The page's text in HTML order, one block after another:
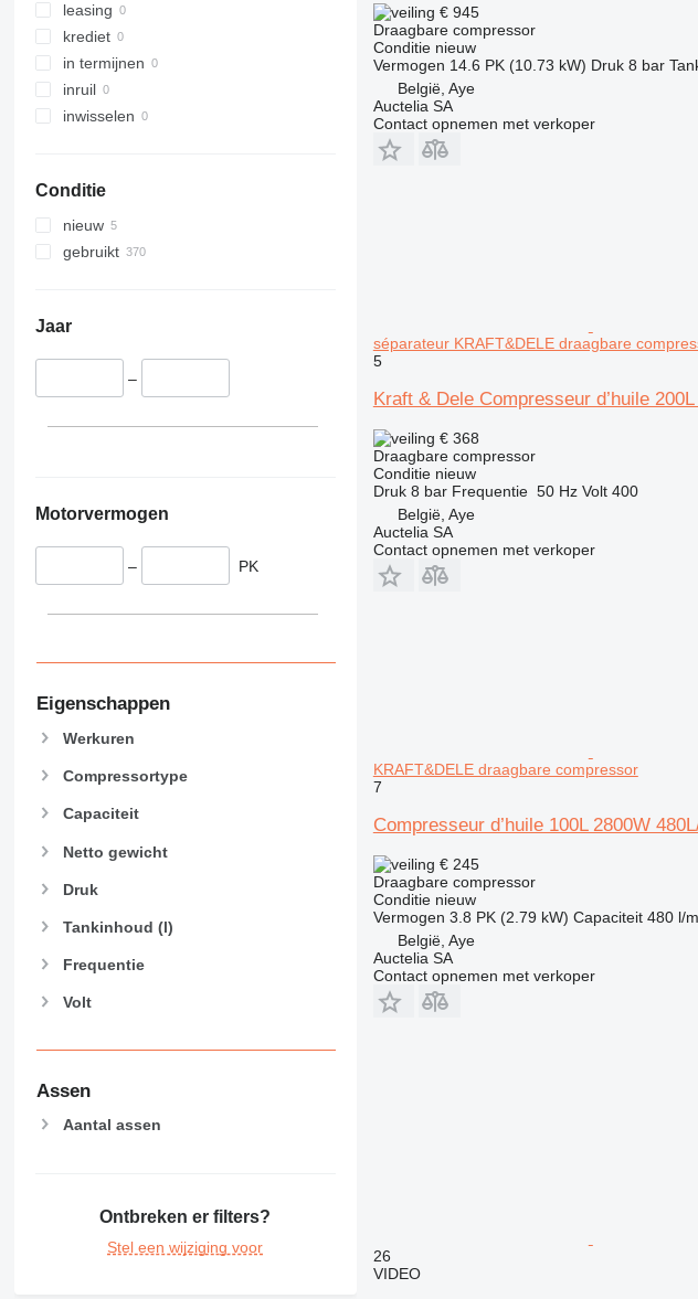
leasing
krediet
in termijnen
inruil
inwisselen
Conditie
nieuw
gebruikt
Jaar
–
Motorvermogen
– PK
Eigenschappen
Werkuren
Compressortype
Capaciteit
Netto gewicht
Druk
Tankinhoud (l)
Frequentie
Volt
Assen
Aantal assen
Ontbreken er filters?
Stel een wijziging voor
€ 945
Draagbare compressor
Conditienieuw
Vermogen 14.6 PK (10.73 kW) Druk 8 bar
België, Aye
Auctelia SA
Contact opnemen met verkoper
séparateur KRAFT&DELE draagbare
5
Kraft & Dele Compresseur d’huile
€ 368
Draagbare compressor
Conditienieuw
Druk 8 bar Frequentie 50 Hz Volt 400
België, Aye
Auctelia SA
Contact opnemen met verkoper
KRAFT&DELE draagbare compressor
7
Compresseur d’huile 100L 2800W
€ 245
Draagbare compressor
Conditienieuw
Vermogen 3.8 PK (2.79 kW) Capaciteit 480 l/
België, Aye
Auctelia SA
Contact opnemen met verkoper
26
VIDEO